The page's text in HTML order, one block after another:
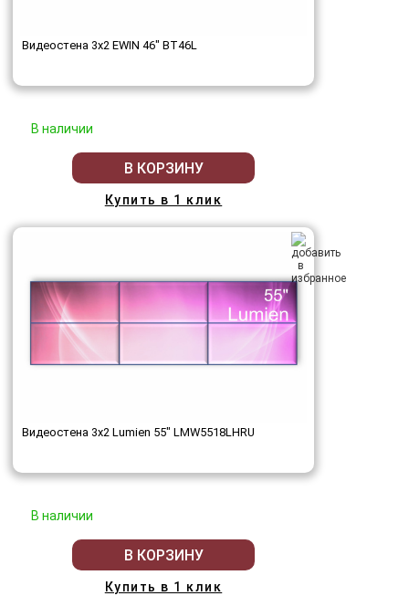
Видеостена 3x2 EWIN 46" BT46L
В наличии
В КОРЗИНУ
Купить в 1 клик
Видеостена 3x2 Lumien 55" LMW5518LHRU
В наличии
В КОРЗИНУ
Купить в 1 клик